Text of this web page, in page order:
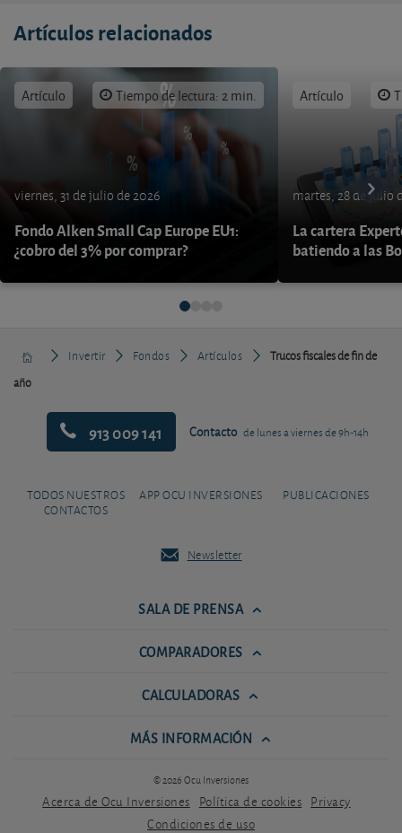
Artículos relacionados
Artículo Tiempo de lectura: 2 min.
viernes, 31 de julio de 2026
Fondo Alken Small Cap Europe EU1:
¿cobro del 3% por comprar?
Artículo
martes, 28 de julio
La cartera
batiendo a las
Invertir Fondos Artículos
Trucos fiscales de fin de
año
913 009 141 Contacto de lunes a viernes de 9h-14h
TODOS NUESTROS
CONTACTOS
APP OCU INVERSIONES PUBLICACIONES
Newsletter
SALA DE PRENSA
COMPARADORES
CALCULADORAS
MÁS INFORMACIÓN
© 2026 Ocu Inversiones
Acerca de Ocu Inversiones Política de cookies Privacy
Condiciones de uso